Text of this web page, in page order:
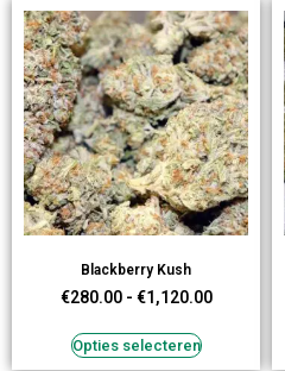
Blackberry Kush
€280.00 - €1,120.00
Opties selecteren